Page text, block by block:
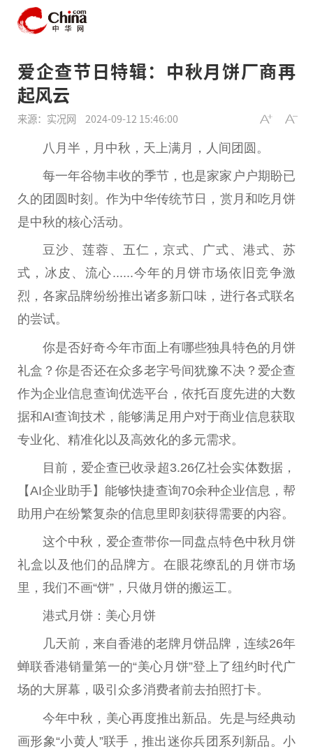
爱企查节日特辑：中秋月饼厂商再
起风云
来源：实况网 2024-09-12 15:46:00
八月半，月中秋，天上满月，人间团圆。
每一年谷物丰收的季节，也是家家户户期盼已
久的团圆时刻。作为中华传统节日，赏月和吃月饼
是中秋的核心活动。
豆沙、莲蓉、五仁，京式、广式、港式、苏
式，冰皮、流心......今年的月饼市场依旧竞争激
烈，各家品牌纷纷推出诸多新口味，进行各式联名
的尝试。
你是否好奇今年市面上有哪些独具特色的月饼
礼盒？你是否还在众多老字号间犹豫不决？爱企查
作为企业信息查询优选平台，依托百度先进的大数
据和AI查询技术，能够满足用户对于商业信息获取
专业化、精准化以及高效化的多元需求。
目前，爱企查已收录超3.26亿社会实体数据，
【AI企业助手】能够快捷查询70余种企业信息，帮
助用户在纷繁复杂的信息里即刻获得需要的内容。
这个中秋，爱企查带你一同盘点特色中秋月饼
礼盒以及他们的品牌方。在眼花缭乱的月饼市场
里，我们不画“饼”，只做月饼的搬运工。
港式月饼：美心月饼
几天前，来自香港的老牌月饼品牌，连续26年
蝉联香港销量第一的“美心月饼”登上了纽约时代广
场的大屏幕，吸引众多消费者前去拍照打卡。
今年中秋，美心再度推出新品。先是与经典动
画形象“小黄人”联手，推出迷你兵团系列新品。小